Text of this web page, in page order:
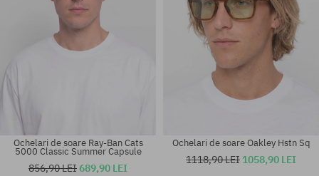
Ochelari de soare Ray-Ban Cats
5000 Classic Summer Capsule
856,90 LEI689,90 LEI
Ochelari de soare Oakley Hstn Sq
1118,90 LEI 1058,90 LEI